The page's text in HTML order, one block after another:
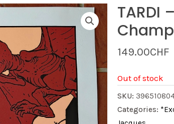
TARDI
149.00CHF
Out of stock
SKU:
Categories: